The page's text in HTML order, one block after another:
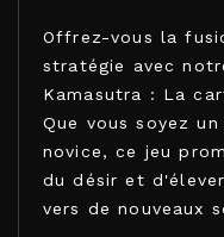
Offrez-vous la
stratégie avec
Kamasutra : La
Que vous soyez
novice, ce jeu
du désir et
vers de nouveaux